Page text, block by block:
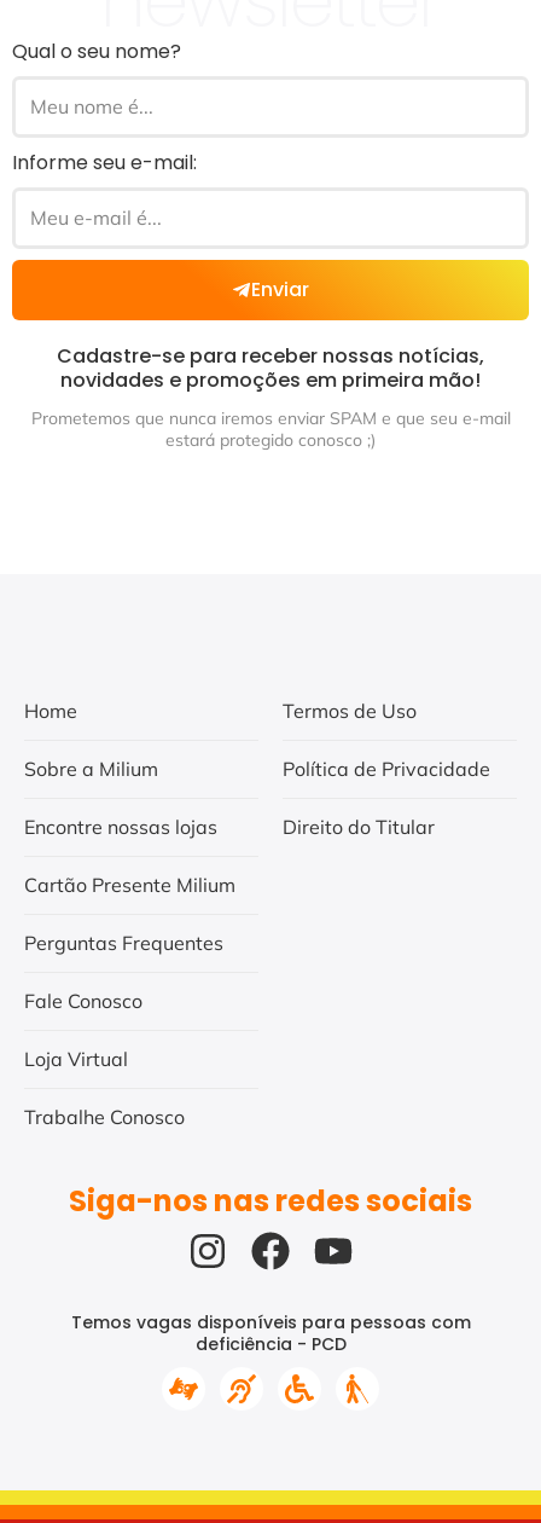
Qual o seu nome?
Informe seu e-mail:
Enviar
Cadastre-se para receber nossas notícias,
novidades e promoções em primeira mão!
Prometemos que nunca iremos enviar SPAM e que seu e-mail
estará protegido conosco ;)
Home
Sobre a Milium
Encontre nossas lojas
Cartão Presente Milium
Perguntas Frequentes
Fale Conosco
Loja Virtual
Trabalhe Conosco
Termos de Uso
Política de Privacidade
Direito do Titular
Siga-nos nas redes sociais
Temos vagas disponíveis para pessoas com
deficiência - PCD